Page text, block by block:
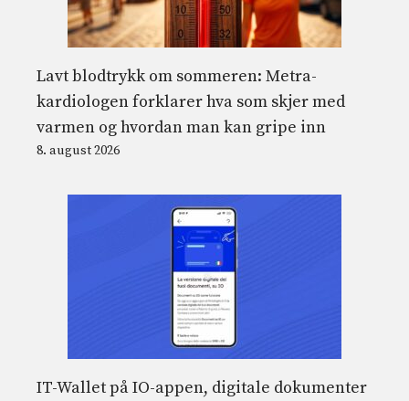
Lavt blodtrykk om sommeren: Metra-
kardiologen forklarer hva som skjer med
varmen og hvordan man kan gripe inn
8. august 2026
IT-Wallet på IO-appen, digitale dokumenter